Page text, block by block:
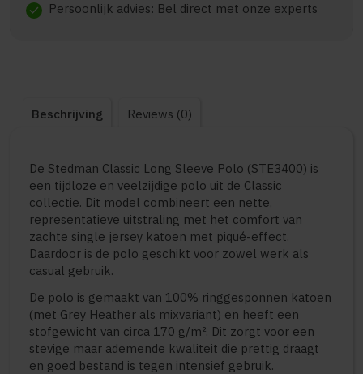
check Persoonlijk advies: Bel direct met onze experts
Beschrijving Reviews (0)
De Stedman Classic Long Sleeve Polo (STE3400) is
een tijdloze en veelzijdige polo uit de Classic
collectie. Dit model combineert een nette,
representatieve uitstraling met het comfort van
zachte single jersey katoen met piqué-effect.
Daardoor is de polo geschikt voor zowel werk als
casual gebruik.
De polo is gemaakt van 100% ringgesponnen katoen
(met Grey Heather als mixvariant) en heeft een
stofgewicht van circa 170 g/m². Dit zorgt voor een
stevige maar ademende kwaliteit die prettig draagt
en goed bestand is tegen intensief gebruik.